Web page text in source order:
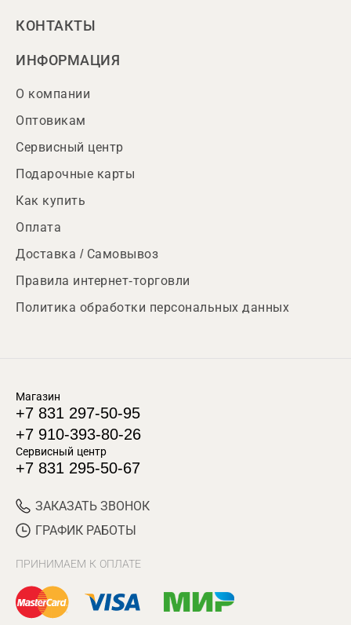
КОНТАКТЫ
ИНФОРМАЦИЯ
О компании
Оптовикам
Сервисный центр
Подарочные карты
Как купить
Оплата
Доставка / Самовывоз
Правила интернет-торговли
Политика обработки персональных данных
Магазин
+7 831 297-50-95
+7 910-393-80-26
Сервисный центр
+7 831 295-50-67
ЗАКАЗАТЬ ЗВОНОК
ГРАФИК РАБОТЫ
ПРИНИМАЕМ К ОПЛАТЕ